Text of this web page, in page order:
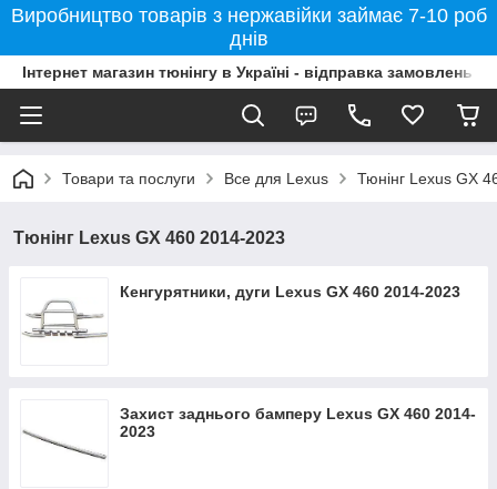
Виробництво товарів з нержавійки займає 7-10 роб
днів
Інтернет магазин тюнінгу в Україні - відправка замовлень
Товари та послуги Все для Lexus Тюнінг Lexus GX
Тюнінг Lexus GX 460 2014-2023
Кенгурятники, дуги Lexus GX 460 2014-2023
Захист заднього бамперу Lexus GX 460 2014-
2023